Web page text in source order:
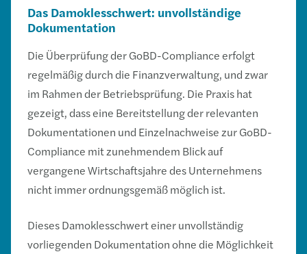
Das Damoklesschwert: unvollständige
Dokumentation
Die Überprüfung der GoBD-Compliance erfolgt
regelmäßig durch die Finanzverwaltung, und zwar
im Rahmen der Betriebsprüfung. Die Praxis hat
gezeigt, dass eine Bereitstellung der relevanten
Dokumentationen und Einzelnachweise zur GoBD-
Compliance mit zunehmendem Blick auf
vergangene Wirtschaftsjahre des Unternehmens
nicht immer ordnungsgemäß möglich ist.
Dieses Damoklesschwert einer unvollständig
vorliegenden Dokumentation ohne die Möglichkeit